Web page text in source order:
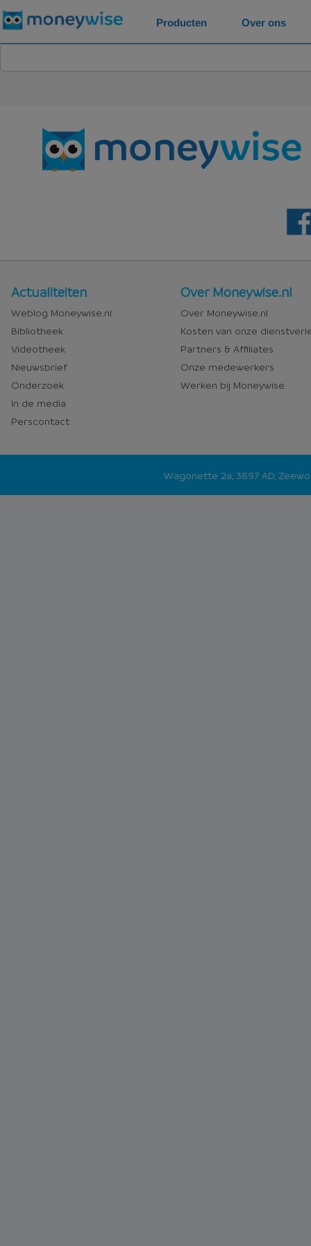
Producten Over ons
Nieuws
en
media
Actualiteiten
Weblog Moneywise.nl
Bibliotheek
Videotheek
Nieuwsbrief
Onderzoek
In de media
Perscontact
Over
Moneywise
Over Moneywise.nl
Over Moneywise.nl
Kosten van onze
Partners & Affiliates
Onze medewerkers
Werken bij Moneywise
Wagonette 2a, 3897 AD,